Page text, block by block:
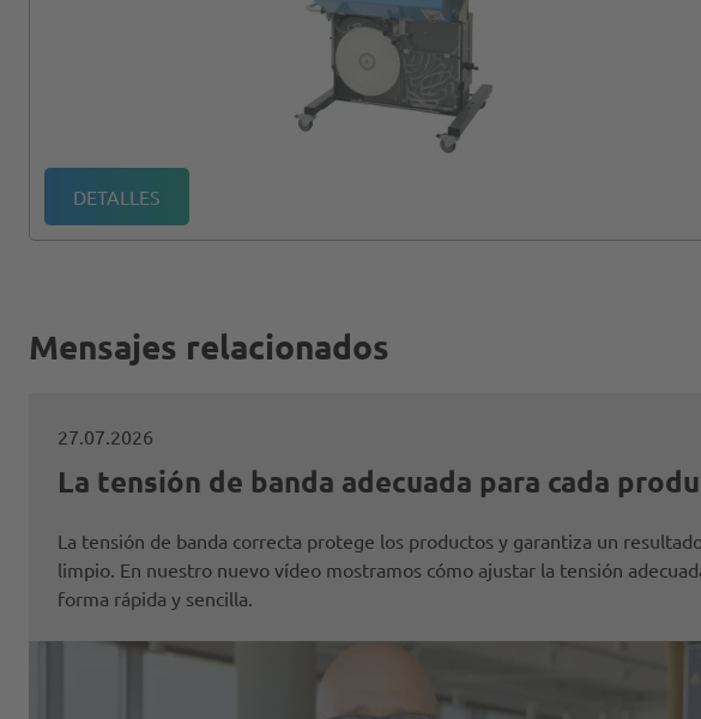
DETALLES
Mensajes relacionados
27.07.2026
La tensión de banda adecuada para cada
La tensión de banda correcta protege los productos y garantiza un
limpio. En nuestro nuevo vídeo mostramos cómo ajustar la tensión
forma rápida y sencilla.